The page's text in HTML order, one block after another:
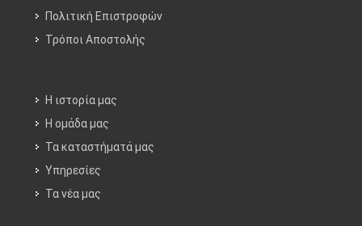
Πολιτική Επιστροφών
Τρόποι Aποστολής
Η ιστορία μας
Η ομάδα μας
Τα καταστήματά μας
Υπηρεσίες
Τα νέα μας